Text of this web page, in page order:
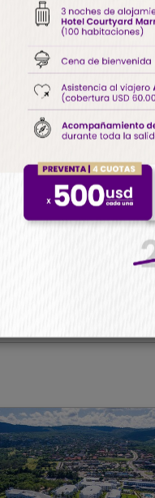
13 días / 11 noches
Sentí Turquía - 6 de